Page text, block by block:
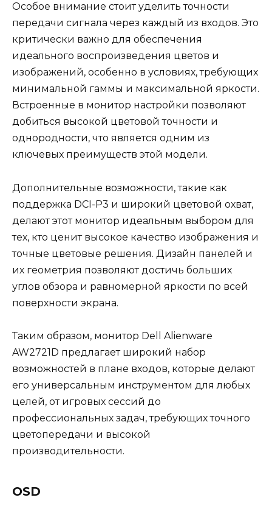
Особое внимание стоит уделить точности
передачи сигнала через каждый из входов. Это
критически важно для обеспечения
идеального воспроизведения цветов и
изображений, особенно в условиях, требующих
минимальной гаммы и максимальной яркости.
Встроенные в монитор настройки позволяют
добиться высокой цветовой точности и
однородности, что является одним из
ключевых преимуществ этой модели.
Дополнительные возможности, такие как
поддержка DCI-P3 и широкий цветовой охват,
делают этот монитор идеальным выбором для
тех, кто ценит высокое качество изображения и
точные цветовые решения. Дизайн панелей и
их геометрия позволяют достичь больших
углов обзора и равномерной яркости по всей
поверхности экрана.
Таким образом, монитор Dell Alienware
AW2721D предлагает широкий набор
возможностей в плане входов, которые делают
его универсальным инструментом для любых
целей, от игровых сессий до
профессиональных задач, требующих точного
цветопередачи и высокой
производительности.
OSD